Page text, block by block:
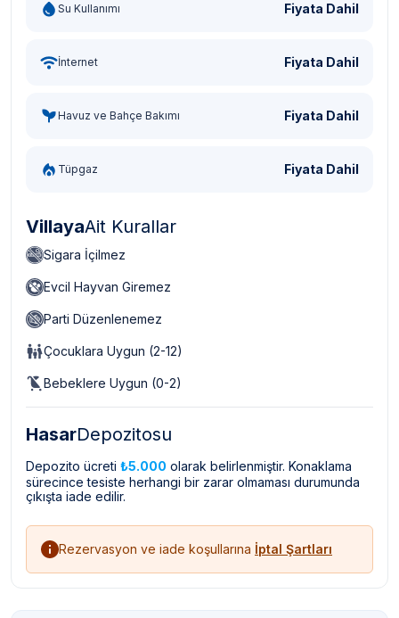
Su Kullanımı Fiyata Dahil
İnternet Fiyata Dahil
Havuz ve Bahçe Bakımı Fiyata Dahil
Tüpgaz Fiyata Dahil
VillayaAit Kurallar
Sigara İçilmez
Evcil Hayvan Giremez
Parti Düzenlenemez
Çocuklara Uygun (2-12)
Bebeklere Uygun (0-2)
HasarDepozitosu
Depozito ücreti ₺5.000 olarak belirlenmiştir. Konaklama
sürecince tesiste herhangi bir zarar olmaması durumunda
çıkışta iade edilir.
Rezervasyon ve iade koşullarına İptal Şartları